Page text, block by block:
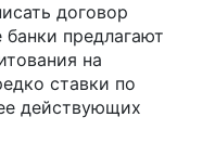
договор
предлагают
на
ставки по
действующих